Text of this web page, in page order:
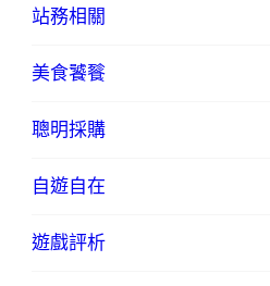
站務相關
美食饕餮
聰明採購
自遊自在
遊戲評析